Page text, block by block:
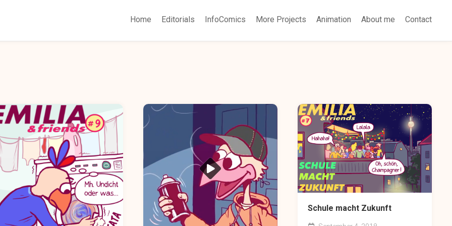
Home Editorials InfoComics More Projects Animation About me Contact
Schule macht Zukunft